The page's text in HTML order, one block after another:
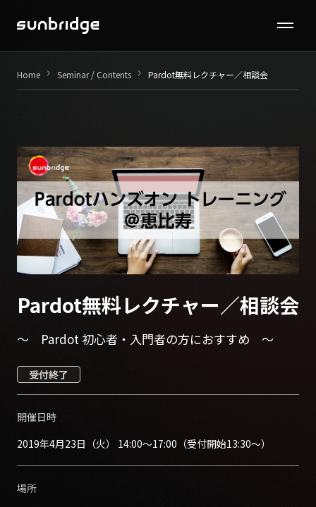
Seminar / Contents
Company
Recruit
Contact
Home keyboard_arrow_right Seminar / Contents keyboard_arrow_right Pardot無料レクチャー／相談会
Pardot無料レクチャー／相談会
～ Pardot 初心者・入門者の方におすすめ ～
受付終了
開催日時
2019年4月23日（火） 14:00～17:00（受付開始13:30～）
場所